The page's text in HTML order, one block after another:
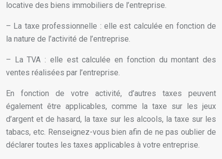
locative des biens immobiliers de l’entreprise.
– La taxe professionnelle : elle est calculée en fonction de
la nature de l’activité de l’entreprise.
– La TVA : elle est calculée en fonction du montant des
ventes réalisées par l’entreprise.
En fonction de votre activité, d’autres taxes peuvent
également être applicables, comme la taxe sur les jeux
d’argent et de hasard, la taxe sur les alcools, la taxe sur les
tabacs, etc. Renseignez-vous bien afin de ne pas oublier de
déclarer toutes les taxes applicables à votre entreprise.